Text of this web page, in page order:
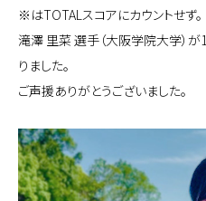
※はTOTALスコアにカウントせず。
滝澤 里菜 選手（大阪学院大学）
りました。
ご声援ありがとうございました。